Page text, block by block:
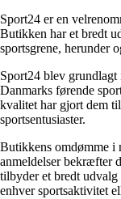
Sport24 er en
Butikken har et bredt
sportsgrene, herunder
Sport24 blev grundlagt
Danmarks førende
kvalitet har gjort dem
sportsentusiaster.
Butikkens omdømme i
anmeldelser bekræfter
tilbyder et bredt
enhver sportsaktivitet